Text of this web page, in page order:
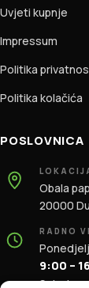
Uvjeti kupnje
Impressum
Politika
Politika kolačića
POSLOVNICA
Obala
20000
RADNO
9:00 –
Subota